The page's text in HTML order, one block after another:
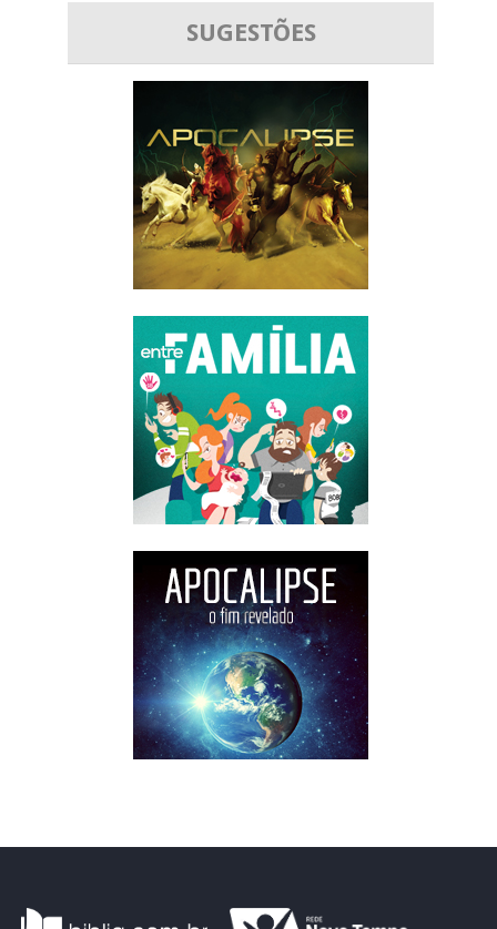
SUGESTÕES